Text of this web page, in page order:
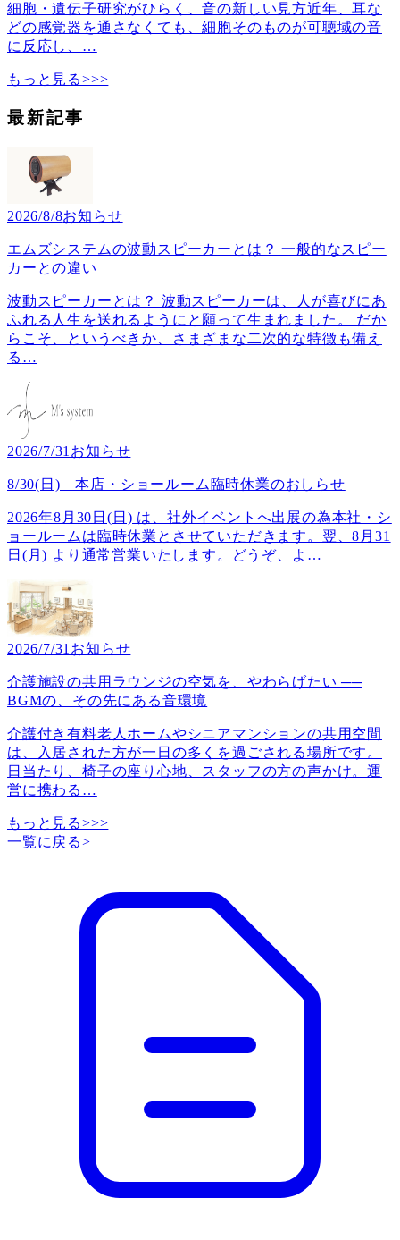
細胞・遺伝子研究がひらく、音の新しい見方近年、耳な
どの感覚器を通さなくても、細胞そのものが可聴域の音
に反応し、 …
もっと見る>>>
最新記事
2026/8/8お知らせ
エムズシステムの波動スピーカーとは？ 一般的なスピー
カーとの違い
波動スピーカーとは？ 波動スピーカーは、人が喜びにあ
ふれる人生を送れるようにと願って生まれました。 だか
らこそ、というべきか、さまざまな二次的な特徴も備え
る …
2026/7/31 お知らせ
8/30(日) 本店・ショールーム臨時休業のおしらせ
2026年8月30日(日) は、社外イベントへ出展の為本社・シ
ョールームは臨時休業とさせていただきます。翌、8月31
日(月) より通常営業いたします。どうぞ、よ …
2026/7/31 お知らせ
介護施設の共用ラウンジの空気を、やわらげたい ──
BGMの、その先にある音環境
介護付き有料老人ホームやシニアマンションの共用空間
は、入居された方が一日の多くを過ごされる場所です。
日当たり、椅子の座り心地、スタッフの方の声かけ。運
営に携わる …
もっと見る>>>
一覧に戻る>